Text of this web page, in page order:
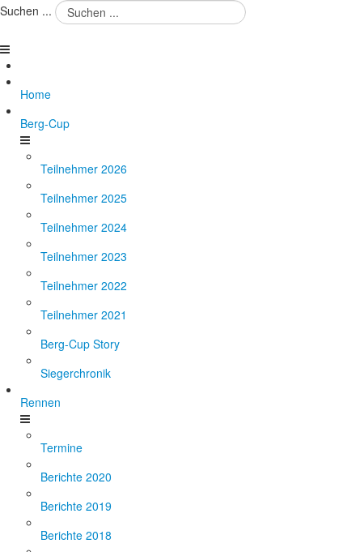
Suchen ...
Home
Berg-Cup
Teilnehmer 2026
Teilnehmer 2025
Teilnehmer 2024
Teilnehmer 2023
Teilnehmer 2022
Teilnehmer 2021
Berg-Cup Story
Siegerchronik
Rennen
Termine
Berichte 2020
Berichte 2019
Berichte 2018